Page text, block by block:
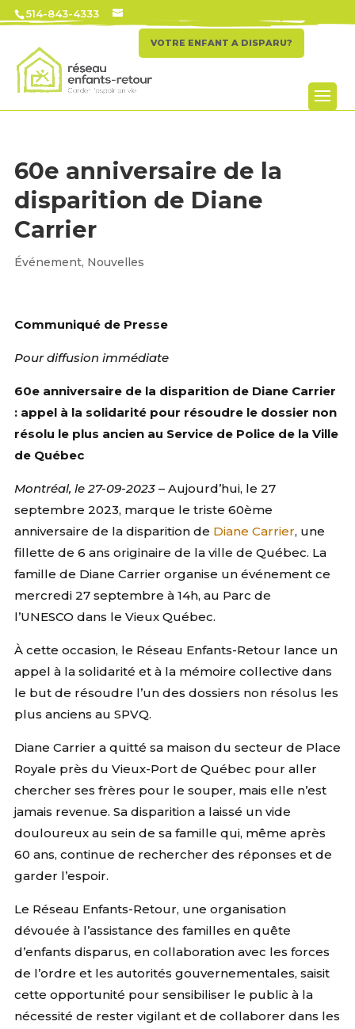
514-843-4333
VOTRE ENFANT A DISPARU?
60e anniversaire de la
disparition de Diane
Carrier
Événement, Nouvelles
Communiqué de Presse
Pour diffusion immédiate
60e anniversaire de la disparition de Diane Carrier
: appel à la solidarité pour résoudre le dossier non
résolu le plus ancien au Service de Police de la Ville
de Québec
Montréal, le 27-09-2023– Aujourd’hui, le 27
septembre 2023, marque le triste 60ème
anniversaire de la disparition de Diane Carrier, une
fillette de 6 ans originaire de la ville de Québec. La
famille de Diane Carrier organise un événement ce
mercredi 27 septembre à 14h, au Parc de
l’UNESCO dans le Vieux Québec.
À cette occasion, le Réseau Enfants-Retour lance un
appel à la solidarité et à la mémoire collective dans
le but de résoudre l’un des dossiers non résolus les
plus anciens au SPVQ.
Diane Carrier a quitté sa maison du secteur de Place
Royale près du Vieux-Port de Québec pour aller
chercher ses frères pour le souper, mais elle n’est
jamais revenue. Sa disparition a laissé un vide
douloureux au sein de sa famille qui, même après
60 ans, continue de rechercher des réponses et de
garder l’espoir.
Le Réseau Enfants-Retour, une organisation
dévouée à l’assistance des familles en quête
d’enfants disparus, en collaboration avec les forces
de l’ordre et les autorités gouvernementales, saisit
cette opportunité pour sensibiliser le public à la
nécessité de rester vigilant et de collaborer dans les